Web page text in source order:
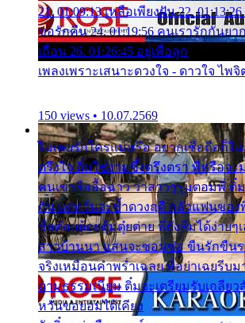
21. 01:09:13 เหลือเพียงฝัน 22. 01:13:26
ขอรักคืน 24. 01:19:56 คนเรารักกันยา
เถื่อน 26. 01:26:45 อยู่เพื่อลูก
เพลงเพราะเสนาะดวงใจ - ดาวใจ ไพจิ
150 views • 10.07.2569
ไม่เคยรักใครแน่หรือ อยากเชื่อถือก็ไ
ตรึงใจ ติ๋มใช่งามซึ้งตรึงตรา พี่หรือจ
คนเขาลืออื้อฉาว ว่าสาวๆรุมตอมพี่ ติ๋
กัน แต่หวั่นจะช้ำดวงฤดี กลัวแฟนขอ
ชื่อต๋อยต้อยตุ้มตุ๋ยต่าย พี่ยังลืมได้ง่ายๆ
สาวบ้านนา แสนจะซอมซ่อ ขืนรักขืน
จริงเหมือนคำพร่ำเฉลย พี่อย่าเฉยรีบ
ตามธรรมเนียม ติ๋มจะเตรียมรับเกลีย
หวั่นขอยอมได้เคียง